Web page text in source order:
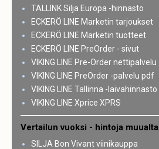
TALLINK Silja Europa -hinnasto
ECKERÖ LINE Marketin tarjoukset
ECKERÖ LINE Marketin tuotteet
ECKERÖ LINE PreOrder - sivut
VIKING LINE Pre-Order nettipalvelu
VIKING LINE PreOrder -palvelu pdf
VIKING LINE Tallinna -laivahinnasto
VIKING LINE Xprice XPRS
Vertailun vuoksi - hintoja muualta
SILJA Bon Vivant viinikauppa